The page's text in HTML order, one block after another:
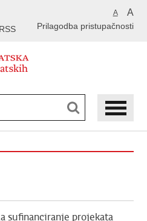
A A
Prilagodba pristupačnosti
RSS
sufinanciranje projekata